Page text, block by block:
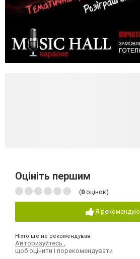
Оцініть першим
(0 оцінок)
Я рекомендую
Ніхто ще не рекомендував
Авторизуйтесь ,
щоб оцінити і порекомендувати